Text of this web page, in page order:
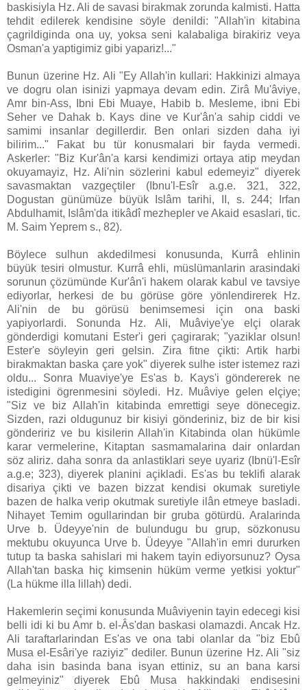
baskisiyla Hz. Ali de savasi birakmak zorunda kalmisti. Hatta
tehdit edilerek kendisine söyle denildi: "Allah'in kitabina
çagrildiginda ona uy, yoksa seni kalabaliga birakiriz veya
Osman'a yaptigimiz gibi yapariz!..."
Bunun üzerine Hz. Ali "Ey Allah'in kullari: Hakkinizi almaya
ve dogru olan isinizi yapmaya devam edin. Zirâ Mu'âviye,
Amr bin-Ass, Ibni Ebi Muaye, Habib b. Mesleme, ibni Ebi
Seher ve Dahak b. Kays dine ve Kur'ân'a sahip ciddi ve
samimi insanlar degillerdir. Ben onlari sizden daha iyi
bilirim..." Fakat bu tür konusmalari bir fayda vermedi.
Askerler: "Biz Kur'ân'a karsi kendimizi ortaya atip meydan
okuyamayiz, Hz. Ali'nin sözlerini kabul edemeyiz" diyerek
savasmaktan vazgeçtiler (Ibnu'l-Esîr a.g.e. 321, 322,
Dogustan günümüze büyük Islâm tarihi, II, s. 244; Irfan
Abdulhamit, Islâm'da itikâdî mezhepler ve Akaid esaslari, tic.
M. Saim Yeprem s., 82).
Böylece sulhun akdedilmesi konusunda, Kurrâ ehlinin
büyük tesiri olmustur. Kurrâ ehli, müslümanlarin arasindaki
sorunun çözümünde Kur'ân'i hakem olarak kabul ve tavsiye
ediyorlar, herkesi de bu görüse göre yönlendirerek Hz.
Ali'nin de bu görüsü benimsemesi için ona baski
yapiyorlardi. Sonunda Hz. Ali, Muâviye'ye elçi olarak
gönderdigi komutani Ester'i geri çagirarak; "yaziklar olsun!
Ester'e söyleyin geri gelsin. Zira fitne çikti: Artik harbi
birakmaktan baska çare yok" diyerek sulhe ister istemez razi
oldu... Sonra Muaviye'ye Es'as b. Kays'i göndererek ne
istedigini ögrenmesini söyledi. Hz. Muâviye gelen elçiye;
"Siz ve biz Allah'in kitabinda emrettigi seye dönecegiz.
Sizden, razi oldugunuz bir kisiyi gönderiniz, biz de bir kisi
göndeririz ve bu kisilerin Allah'in Kitabinda olan hükümle
karar vermelerine, Kitaptan sasmamalarina dair onlardan
söz aliriz. daha sonra da anlastiklari seye uyariz (Ibnü'l-Esîr
a.g.e; 323), diyerek planini açikladi. Es'as bu teklifi alarak
disariya çikti ve bazen bizzat kendisi okumak suretiyle
bazen de halka verip okutmak suretiyle ilân etmeye basladi.
Nihayet Temim ogullarindan bir gruba götürdü. Aralarinda
Urve b. Üdeyye'nin de bulundugu bu grup, sözkonusu
mektubu okuyunca Urve b. Üdeyye "Allah'in emri dururken
tutup ta baska sahislari mi hakem tayin ediyorsunuz? Oysa
Allah'tan baska hiç kimsenin hüküm verme yetkisi yoktur"
(La hükme illa lillah) dedi.
Hakemlerin seçimi konusunda Muâviyenin tayin edecegi kisi
belli idi ki bu Amr b. el-Âs'dan baskasi olamazdi. Ancak Hz.
Ali taraftarlarindan Es'as ve ona tabi olanlar da "biz Ebû
Musa el-Esâri'ye raziyiz" dediler. Bunun üzerine Hz. Ali "siz
daha isin basinda bana isyan ettiniz, su an bana karsi
gelmeyiniz" diyerek Ebû Musa hakkindaki endisesini